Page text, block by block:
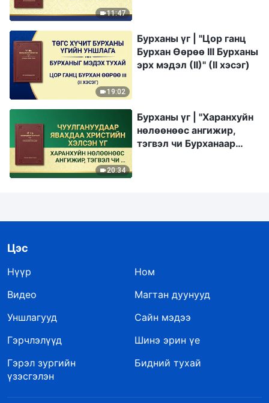
11:47
19:02
Бурханы үг | "Цор ганц
Бурхан Өөрөө III Бурханы
эрх мэдэл (II)" (II хэсэг)
20:34
Бурханы үг | "Харанхуйн
нөлөөнөөс ангижир,
тэгвэл чи Бурханаар
Цэс
Нүүр
Ном
Видео
Магтан дуунууд
Уншлагууд
Сайн мэдээ
Гэрчлэлүүд
Шинэ эрин үе
Гэрэл зургийн
үзэсгэлэн
Бидний тухай